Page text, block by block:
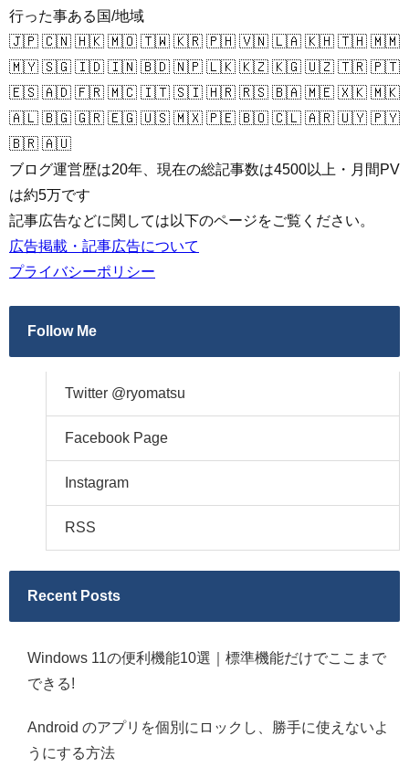
行った事ある国/地域
🇯🇵 🇨🇳 🇭🇰 🇲🇴 🇹🇼 🇰🇷 🇵🇭 🇻🇳 🇱🇦 🇰🇭 🇹🇭 🇲🇲
🇲🇾 🇸🇬 🇮🇩 🇮🇳 🇧🇩 🇳🇵 🇱🇰 🇰🇿 🇰🇬 🇺🇿 🇹🇷 🇵🇹
🇪🇸 🇦🇩 🇫🇷 🇲🇨 🇮🇹 🇸🇮 🇭🇷 🇷🇸 🇧🇦 🇲🇪 🇽🇰 🇲🇰
🇦🇱 🇧🇬 🇬🇷 🇪🇬 🇺🇸 🇲🇽 🇵🇪 🇧🇴 🇨🇱 🇦🇷 🇺🇾 🇵🇾
🇧🇷 🇦🇺
ブログ運営歴は20年、現在の総記事数は4500以上・月間PV
は約5万です
記事広告などに関しては以下のページをご覧ください。
広告掲載・記事広告について
プライバシーポリシー
Follow Me
Twitter @ryomatsu
Facebook Page
Instagram
RSS
Recent Posts
Windows 11の便利機能10選｜標準機能だけでここまで
できる!
Android のアプリを個別にロックし、勝手に使えないよ
うにする方法